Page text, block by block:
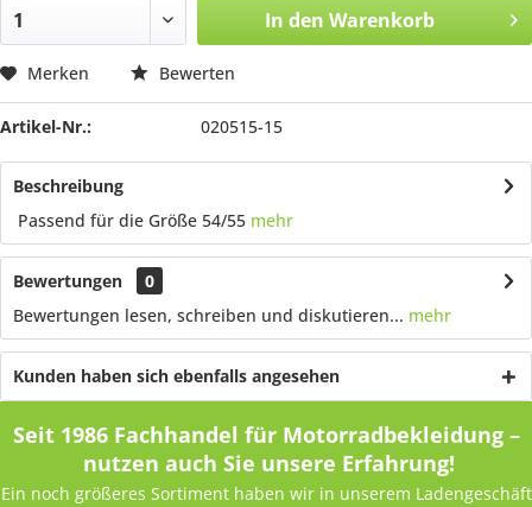
In den Warenkorb
Merken Bewerten
Artikel-Nr.: 020515-15
Beschreibung
Passend für die Größe 54/55 mehr
Bewertungen
0
Bewertungen lesen, schreiben und diskutieren... mehr
Kunden haben sich ebenfalls angesehen
Seit 1986 Fachhandel für Motorradbekleidung –
nutzen auch Sie unsere Erfahrung!
Ein noch größeres Sortiment haben wir in unserem Ladengeschäft